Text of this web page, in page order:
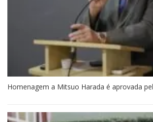
Homenagem a Mitsuo Harada é aprovada